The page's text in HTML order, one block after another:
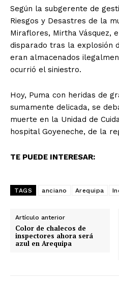
Según la subgerente de
Riesgos y Desastres de la
Miraflores, Mirtha Vásquez,
disparado tras la explosión
eran almacenados
ocurrió el siniestro.
Hoy, Puma con heridas de
sumamente delicada, se
muerte en la Unidad de
hospital Goyeneche, de la
TE PUEDE INTERESAR:
TAGS anciano Arequipa
Artículo anterior
Color de chalecos de
inspectores ahora será
azul en Arequipa